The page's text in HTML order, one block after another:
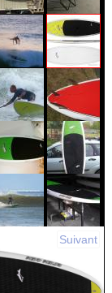
Suivant